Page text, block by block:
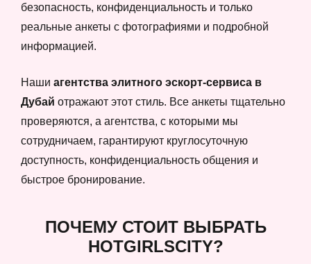
безопасность, конфиденциальность и только
реальные анкеты с фотографиями и подробной
информацией.
Наши агентства элитного эскорт-сервиса в
Дубай отражают этот стиль. Все анкеты тщательно
проверяются, а агентства, с которыми мы
сотрудничаем, гарантируют круглосуточную
доступность, конфиденциальность общения и
быстрое бронирование.
ПОЧЕМУ СТОИТ ВЫБРАТЬ
HOTGIRLSCITY?